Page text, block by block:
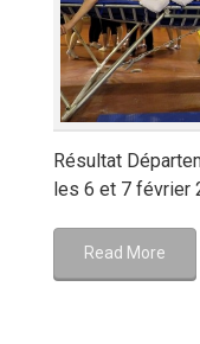
Résultat
les 6 et 7 février
Read More